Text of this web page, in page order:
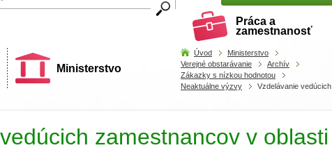
Práca a
zamestnanosť
Ministerstvo
Úvod
Ministerstvo
Verejné obstarávanie
Archív
Zákazky s nízkou hodnotou
Neaktuálne výzvy
Vzdelávanie vedúcich
zamestnancov v oblasti